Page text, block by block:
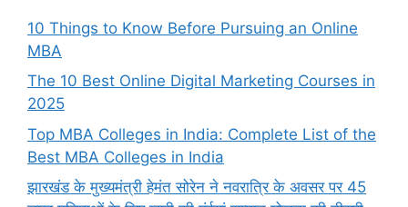
10 Things to Know Before Pursuing an Online
MBA
The 10 Best Online Digital Marketing Courses in
2025
Top MBA Colleges in India: Complete List of the
Best MBA Colleges in India
झारखंड के मुख्यमंत्री हेमंत सोरेन ने नवरात्रि के अवसर पर 45